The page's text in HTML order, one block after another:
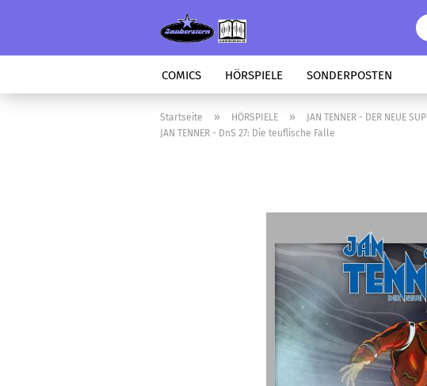
COMICS HÖRSPIELE SONDERPOSTEN
Startseite » HÖRSPIELE » JAN TENNER - DER NEUE
JAN TENNER - DnS 27: Die teuflische Falle